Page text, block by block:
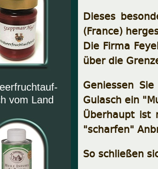
vom Land
Dieses
(France)
Die Firma
über die
Geniessen
Gulasch ein
Überhaupt ist
"scharfen"
So schließen